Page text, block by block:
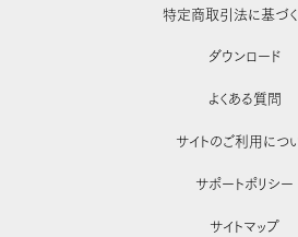
特定商取引法に基づ
ダウンロード
よくある質問
サイトのご利用につ
サポートポリシー
サイトマップ